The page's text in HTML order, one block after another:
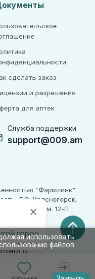
город
использовать
файлов
Служба поддержки
support@009.am
сделать заказ
и разрешения
для аптек
"Фармлинк"
Г.О. Красногорск,
помещ. III, ком. 12-П